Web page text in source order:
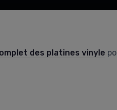
des platines vinyle